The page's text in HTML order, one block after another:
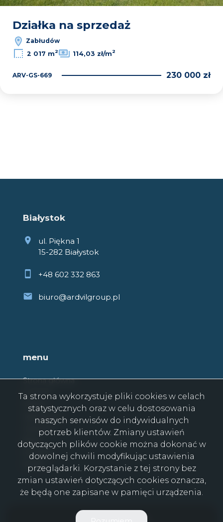
Działka na sprzedaż
Zabłudów
2 017 m2 114,03 zł/m2
ARV-GS-669 230 000 zł
Białystok
ul. Piękna 1
15-282 Białystok
+48 602 332 863
biuro@ardvilgroup.pl
menu
Strona główna
O firmie
Oferty
Zgłoszenia
Ulubione
Blog
Kontakt
Rodo
ARDVIL GROUP © 2026
Ta strona wykorzystuje pliki cookies w celach
statystycznych oraz w celu dostosowania
naszych serwisów do indywidualnych
potrzeb klientów. Zmiany ustawień
dotyczących plików cookie można dokonać w
dowolnej chwili modyfikując ustawienia
przeglądarki. Korzystanie z tej strony bez
zmian ustawień dotyczących cookies oznacza,
że będą one zapisane w pamięci urządzenia.